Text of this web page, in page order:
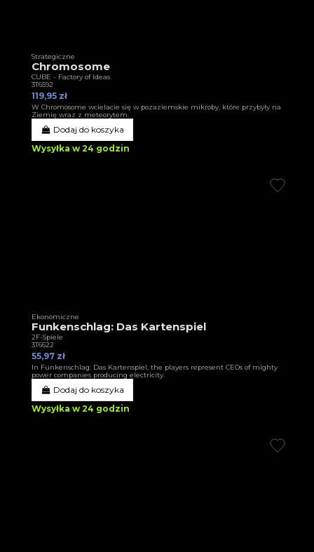
Strategiczne
Chromosome
CUBE - Factory of Ideas
3T6592
119,95 zł
W Chromosome wcielacie się w pozaziemskie mikroby, które przybyły na
Ziemię wraz z meteorytem.
Dodaj do koszyka
Wysyłka w 24 godzin
Ekonomiczne
Funkenschlag: Das Kartenspiel
2F-Spiele
3T6622
55,97 zł
In Funkenschlag: Das Kartenspiel, the players represent CEOs of mighty
power companies producing electricity.
Dodaj do koszyka
Wysyłka w 24 godzin